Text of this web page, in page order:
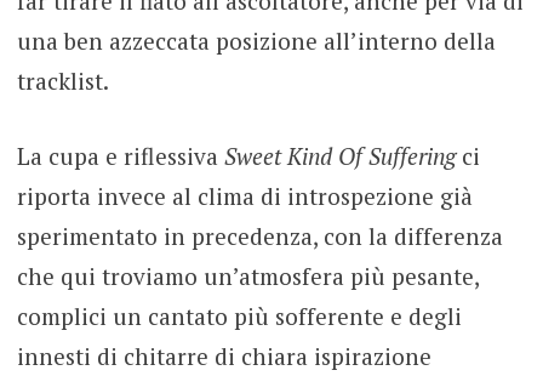
una ben azzeccata posizione all’interno della
tracklist.
La cupa e riflessiva Sweet Kind Of Sufferingci
riporta invece al clima di introspezione già
sperimentato in precedenza, con la differenza
che qui troviamo un’atmosfera più pesante,
complici un cantato più sofferente e degli
innesti di chitarre di chiara ispirazione